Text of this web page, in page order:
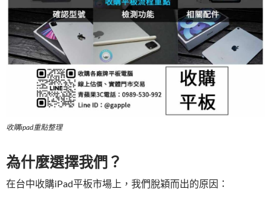
收購ipad重點整理
為什麼選擇我們？
在台中收購iPad平板市場上，我們脫穎而出的原因：